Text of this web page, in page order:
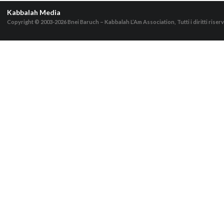
Kabbalah Media
Copyright © 2003-2026Bnei Baruch – Kabbalah L’Am Association, Tutti i diritti